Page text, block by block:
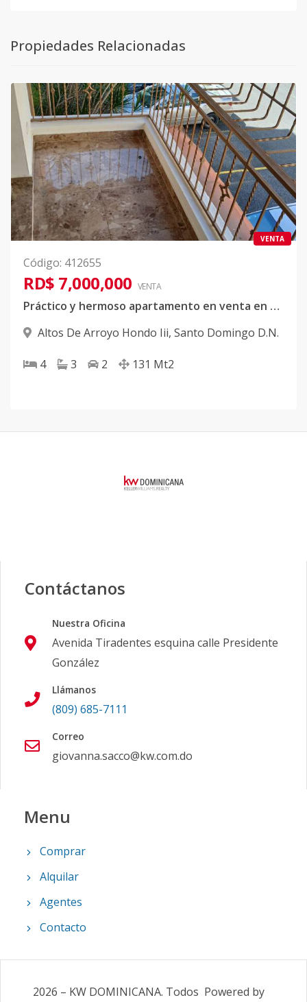
Propiedades Relacionadas
VENTA
Código: 412655
RD$ 7,000,000 VENTA
Práctico y hermoso apartamento en venta en el deseado sector de Arroyo Hondo
Altos De Arroyo Hondo Iii, Santo Domingo D.N.
4 3 2 131 Mt2
Contáctanos
Nuestra Oficina
Avenida Tiradentes esquina calle Presidente
González
Llámanos
(809) 685-7111
Correo
giovanna.sacco@kw.com.do
Menu
Comprar
Alquilar
Agentes
Contacto
2026 – KW DOMINICANA. Todos Powered by